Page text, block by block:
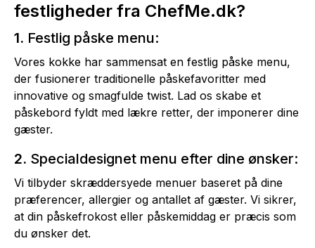
festligheder fra ChefMe.dk?
1. Festlig påske menu:
Vores kokke har sammensat en festlig påske menu,
der fusionerer traditionelle påskefavoritter med
innovative og smagfulde twist. Lad os skabe et
påskebord fyldt med lækre retter, der imponerer dine
gæster.
2. Specialdesignet menu efter dine ønsker:
Vi tilbyder skræddersyede menuer baseret på dine
præferencer, allergier og antallet af gæster. Vi sikrer,
at din påskefrokost eller påskemiddag er præcis som
du ønsker det.